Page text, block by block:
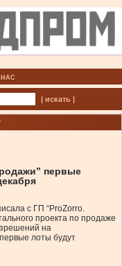
| искать |
первые
с ГП “ProZorro.
проекта по продаже
на
лоты будут